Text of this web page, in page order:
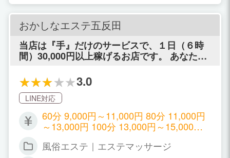
おかしなエステ五反田
当店は『手』だけのサービスで、１日（６時
間）30,000円以上稼げるお店です。 あなた
金」に騙されていませんか？ 当店は、絶対に
あなたを騙しません。ご安心下さい。
3.0
LINE対応
60分 9,000円～11,000円 80分 11,000円
～13,000円 100分 13,000円～15,000円 1
円～22,000円 ★OPバック★ オールヌー
風俗エステ｜エステマッサージ